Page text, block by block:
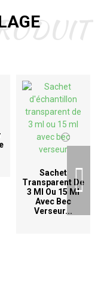
Sachet
Transparent De
3 Ml Ou 15 Ml
Avec Bec
Verseur...